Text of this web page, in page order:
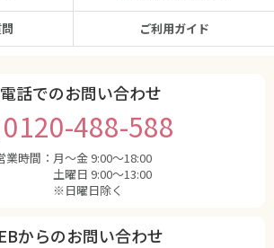
ご利用ガイド
話でのお問い合わせ
0120-488-588
業時間： 月〜金 9:00〜18:00
土曜日 9:00〜13:00
※日曜日除く
からのお問い合わせ